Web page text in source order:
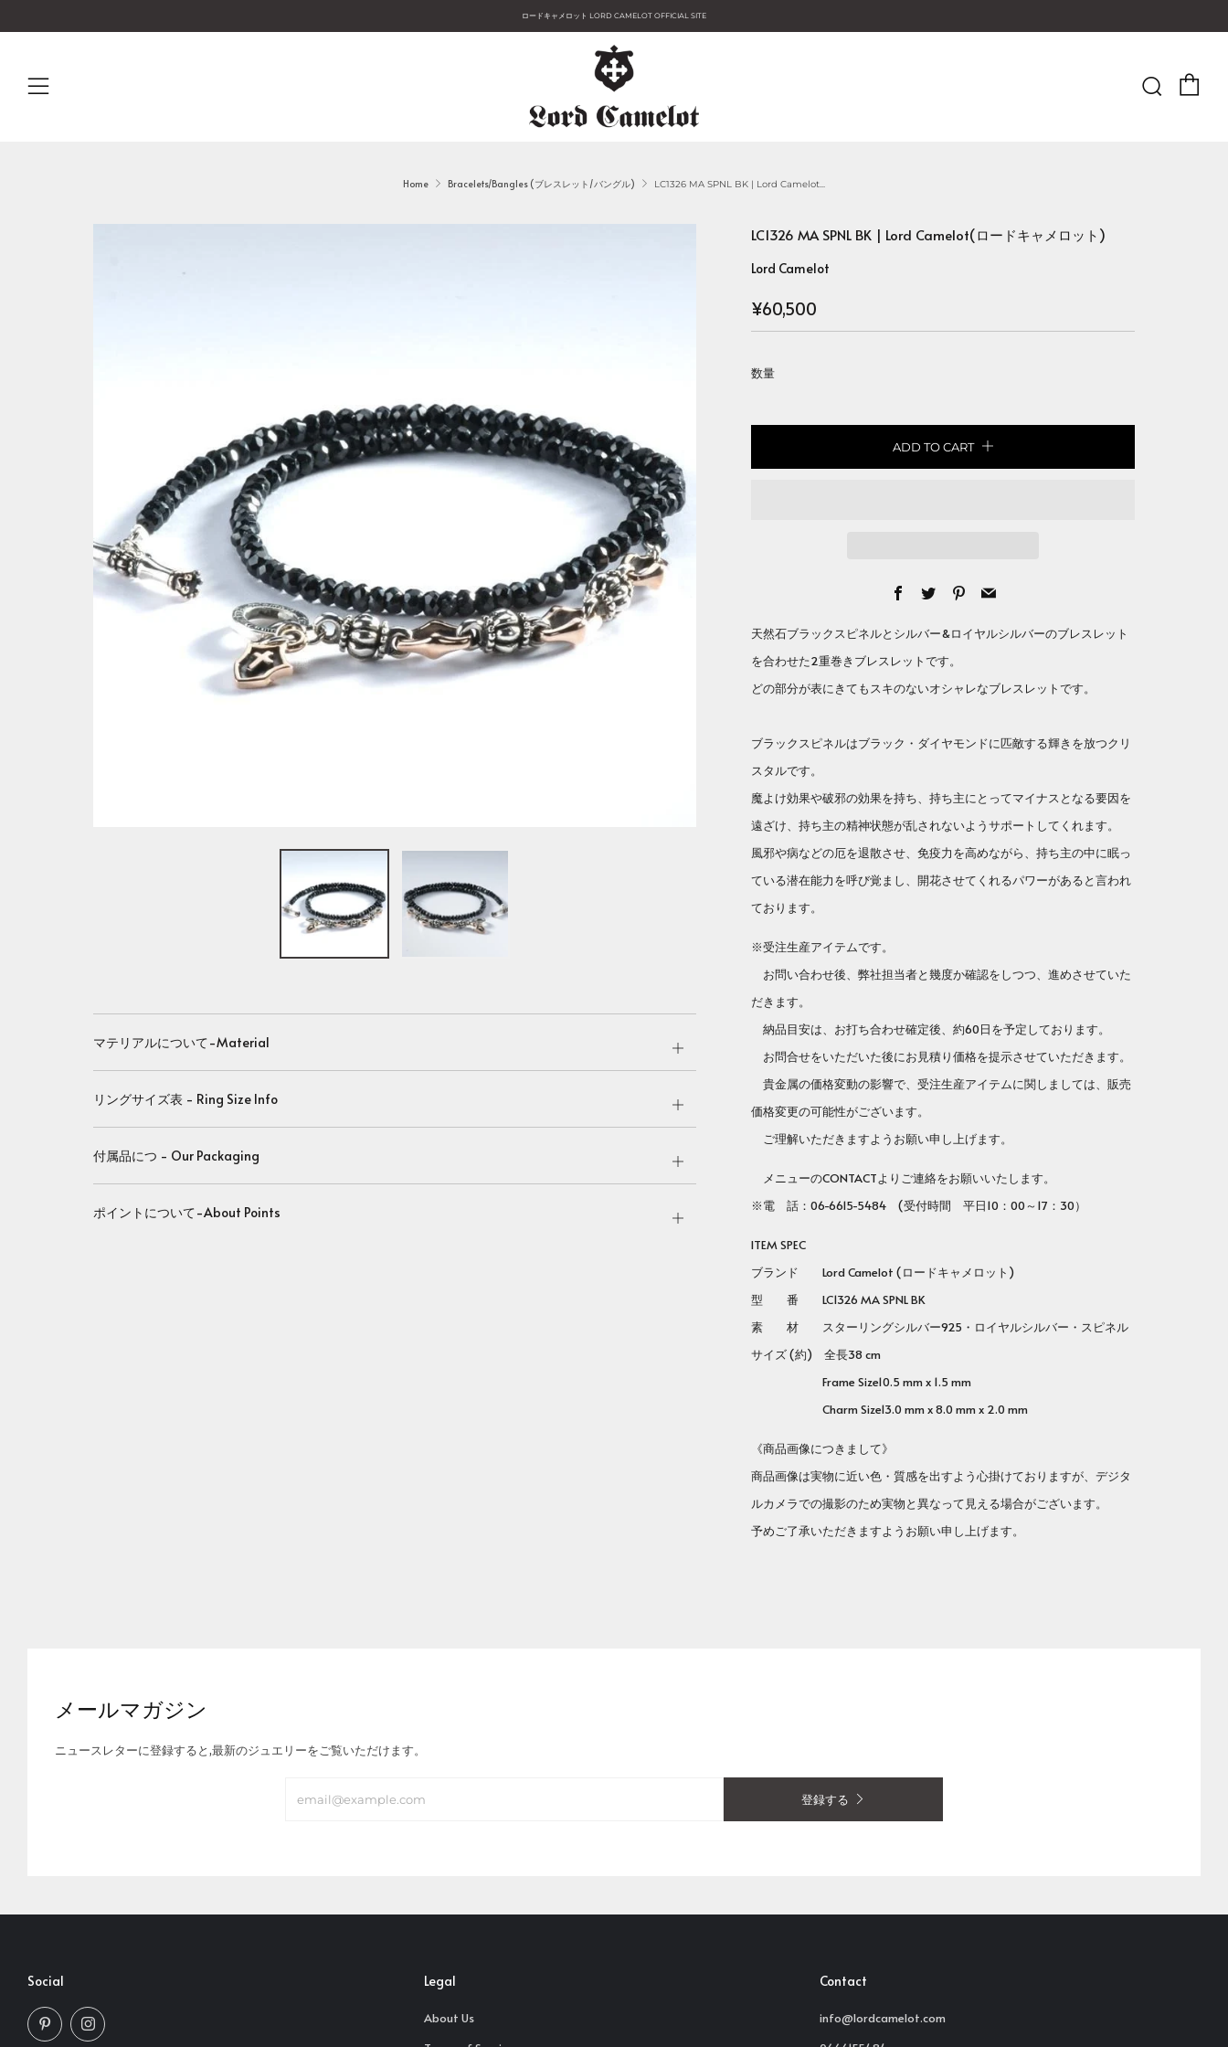
ロードキャメロット LORD CAMELOT OFFICIAL SITE
Menu Search
Home Bracelets/Bangles (ブレスレット/バングル) LC1326 MA SPNL BK | Lord Camelot...
LC1326 MA SPNL BK | Lord Camelot(ロードキャメロット)
Lord Camelot
Regular
price
¥60,500
数量
ADD TO CART
Facebook
TwitterPinterest
Email
天然石ブラックスピネルとシルバー&ロイヤルシルバーのブレスレット
を合わせた2重巻きブレスレットです。
どの部分が表にきてもスキのないオシャレなブレスレットです。
ブラックスピネルはブラック・ダイヤモンドに匹敵する輝きを放つクリ
スタルです。
魔よけ効果や破邪の効果を持ち、持ち主にとってマイナスとなる要因を
遠ざけ、持ち主の精神状態が乱されないようサポートしてくれます。
風邪や病などの厄を退散させ、免疫力を高めながら、持ち主の中に眠っ
ている潜在能力を呼び覚まし、開花させてくれるパワーがあると言われ
ております。
※受注生産アイテムです。
お問い合わせ後、弊社担当者と幾度か確認をしつつ、進めさせていた
だきます。
納品目安は、お打ち合わせ確定後、約60日を予定しております。
お問合せをいただいた後にお見積り価格を提示させていただきます。
貴金属の価格変動の影響で、受注生産アイテムに関しましては、販売
価格変更の可能性がございます。
ご理解いただきますようお願い申し上げます。
メニューのCONTACTよりご連絡をお願いいたします。
※電 話：06-6615-5484 (受付時間 平日10：00～17：30）
ITEM SPEC
ブランド Lord Camelot (ロードキャメロット)
型 番 LC1326 MA SPNL BK
素 材 スターリングシルバー925・ロイヤルシルバー・スピネル
サイズ (約) 全長38 cm
Frame Size10.5 mm x 1.5 mm
Charm Size13.0 mm x 8.0 mm x 2.0 mm
《商品画像につきまして》
商品画像は実物に近い色・質感を出すよう心掛けておりますが、デジタ
ルカメラでの撮影のため実物と異なって見える場合がございます。
予めご了承いただきますようお願い申し上げます。
マテリアルについて-Material
Open
tab
リングサイズ表 - Ring Size Info
Open
tab
付属品につ - Our Packaging
Open
tab
ポイントについて-About Points
Open
メールマガジン
ニュースレターに登録すると,最新のジュエリーをご覧いただけます。
登録する
Social
PinterestInstagram
Legal
About Us
Contact
info@lordcamelot.com